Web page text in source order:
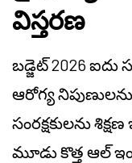
విస్తరణ
బడ్జెట్ 2026 ఐదు
ఆరోగ్య
సంరక్షకులను
మూడు కొత్త ఆల్